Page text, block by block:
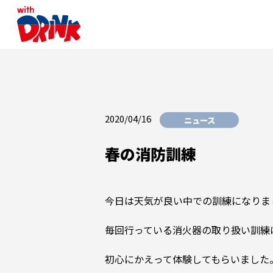
2020/04/16 ニュース
春の消防訓練
今日は天気が良い中での訓練になりま
毎回行っている消火器の取り扱い訓練
初心にかえって体験してもらいました。